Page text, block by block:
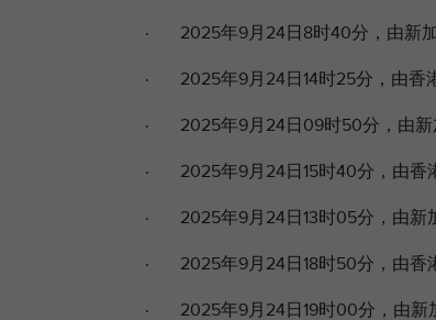
· 2025年9月24日8时40分，由新
· 2025年9月24日14时25分，由香
· 2025年9月24日09时50分，由新
· 2025年9月24日15时40分，由香
· 2025年9月24日13时05分，由新
· 2025年9月24日18时50分，由香
· 2025年9月24日19时00分，由新